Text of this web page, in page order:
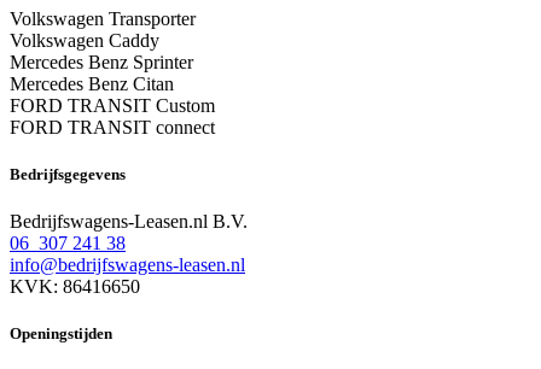
Volkswagen Transporter
Volkswagen Caddy
Mercedes Benz Sprinter
Mercedes Benz Citan
FORD TRANSIT Custom
FORD TRANSIT connect
Bedrijfsgegevens
Bedrijfswagens-Leasen.nl B.V.
06 307 241 38
info@bedrijfswagens-leasen.nl
KVK: 86416650
Openingstijden